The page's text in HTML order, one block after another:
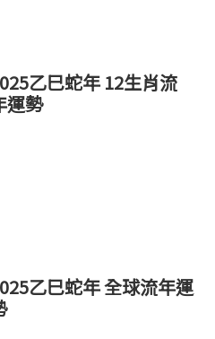
乙巳蛇年 12生肖流
運勢
乙巳蛇年 全球流年運